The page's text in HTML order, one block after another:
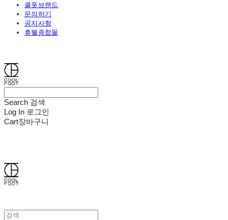
쿨풋브랜드
문의하기
공지사항
휴웰종합몰
Search 검색
Log In 로그인
Cart장바구니